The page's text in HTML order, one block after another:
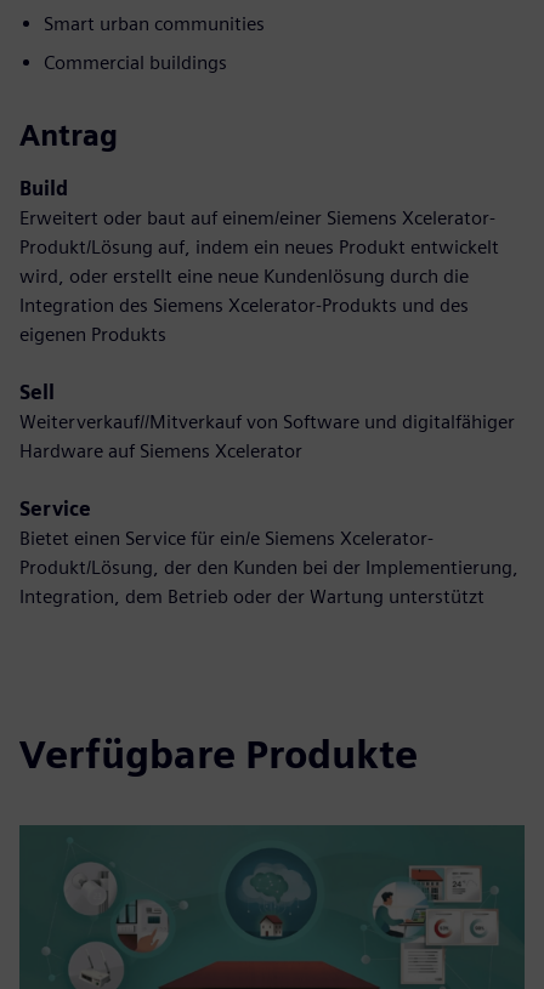
Smart urban communities
Commercial buildings
Antrag
Build
Erweitert oder baut auf einem/einer Siemens Xcelerator-
Produkt/Lösung auf, indem ein neues Produkt entwickelt
wird, oder erstellt eine neue Kundenlösung durch die
Integration des Siemens Xcelerator-Produkts und des
eigenen Produkts
Sell
Weiterverkauf//Mitverkauf von Software und digitalfähiger
Hardware auf Siemens Xcelerator
Service
Bietet einen Service für ein/e Siemens Xcelerator-
Produkt/Lösung, der den Kunden bei der Implementierung,
Integration, dem Betrieb oder der Wartung unterstützt
Verfügbare Produkte